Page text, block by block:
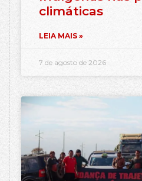
climáticas
LEIA MAIS »
7 de agosto de 2026